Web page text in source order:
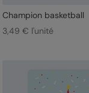
Champion basketball
3,49 € l'unité